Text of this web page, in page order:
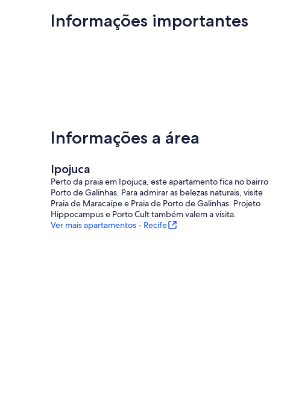
Informações importantes
Informações a área
Ipojuca
Perto da praia em Ipojuca, este apartamento fica no bairro
Porto de Galinhas. Para admirar as belezas naturais, visite
Praia de Maracaípe e Praia de Porto de Galinhas. Projeto
Hippocampus e Porto Cult também valem a visita.
Ver mais apartamentos - Recife